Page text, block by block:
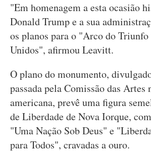
"Em homenagem a esta ocasião
Donald Trump e a sua
os planos para o "Arco do Triunfo
Unidos", afirmou Leavitt.
O plano do monumento,
passada pela Comissão das Artes
americana, prevê uma figura
de Liberdade de Nova Iorque,
"Uma Nação Sob Deus" e
para Todos", cravadas a ouro.